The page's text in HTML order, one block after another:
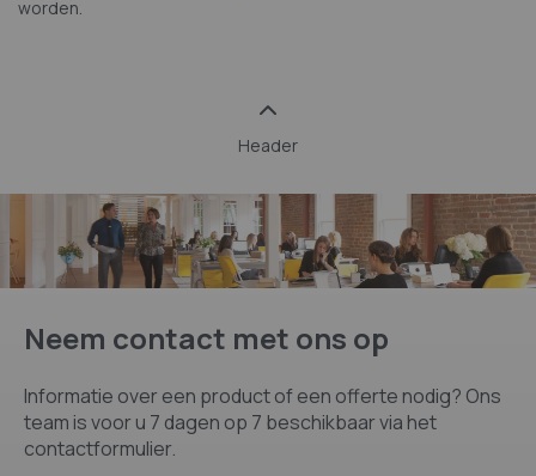
worden.
Header
Neem contact met ons op
Informatie over een product of een offerte nodig? Ons
team is voor u 7 dagen op 7 beschikbaar via het
contactformulier.